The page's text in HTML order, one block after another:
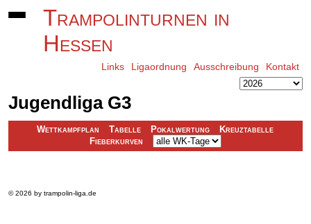
Trampolinturnen in
Hessen
Links Ligaordnung Ausschreibung Kontakt
Jugendliga G3
Wettkampfplan Tabelle Pokalwertung
Kreuztabelle
Fieberkurven
© 2026 by trampolin-liga.de